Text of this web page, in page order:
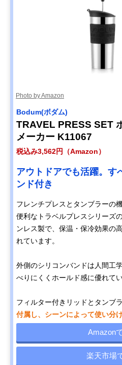
Photo by Amazon
Bodum(ボダム)
TRAVEL PRESS SET
メーカー K11067
税込み3,562円（Amazon）
アウトドアでも活躍。す
ンド付き
フレンチプレスとタンブラーの
便利なトラベルプレスシリーズ
ンレス製で、保温・保冷効果の
れています。
外側のシリコンバンドは人間工
べりにくくホールド感に優れてい
フィルター付きリッドとタンブ
付属し、シーンによって使い分
Amazon
楽天市場